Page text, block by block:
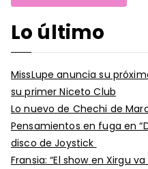
Lo último
MissLupe anuncia su
su primer Niceto Club
Lo nuevo de Chechi de
Pensamientos en fuga en
disco de Joystick
Fransia: “El show en Xirgu